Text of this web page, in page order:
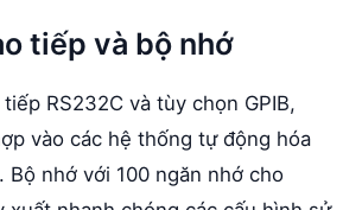
tiếp và bộ nhớ
RS232C và tùy chọn GPIB,
vào các hệ thống tự động hóa
Bộ nhớ với 100 ngăn nhớ cho